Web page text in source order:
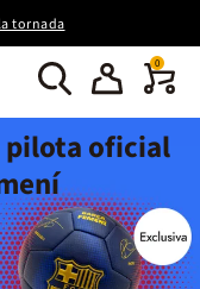
tornada
0
pilota oficial